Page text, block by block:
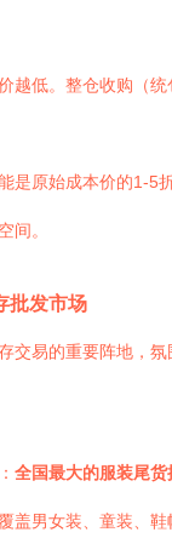
越低。整仓收购（
是原始成本价的1-5
间。
批发市场
交易的重要阵地，
： 全国最大的服装尾货
盖男女装、童装、